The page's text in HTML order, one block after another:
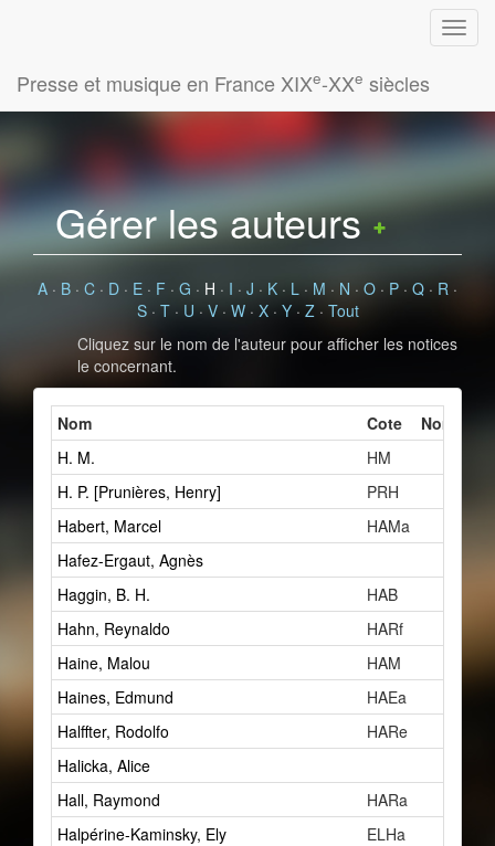
Presse et musique en France XIXe-XXe siècles
Gérer les auteurs
A · B · C · D · E · F · G · H · I · J · K · L · M · N · O · P · Q · R ·
S· T· U · V· W· X· Y· Z· Tout
Cliquez sur le nom de l'auteur pour afficher les notices
le concernant.
Nom Cote
Nombre
H. M.
HM
H. P. [Prunières, Henry]
PRH
Habert, Marcel
HAMa
Hafez-Ergaut, Agnès
Haggin, B. H.
HAB
Hahn, Reynaldo
HARf
Haine, Malou
HAM
Haines, Edmund
HAEa
Halffter, Rodolfo
HARe
Halicka, Alice
Hall, Raymond
HARa
Halpérine-Kaminsky, Ely
ELHa